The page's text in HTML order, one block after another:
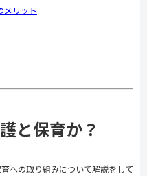
メリット
と保育か？
への取り組みについて解説をして